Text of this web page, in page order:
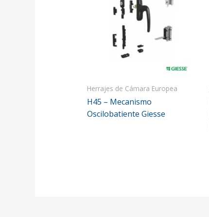
Herrajes de Cámara Europea
H45 – Mecanismo
Oscilobatiente Giesse